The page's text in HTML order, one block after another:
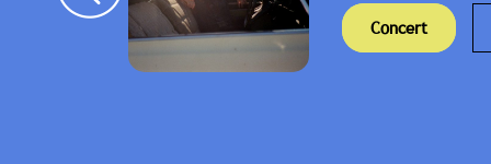
Concert